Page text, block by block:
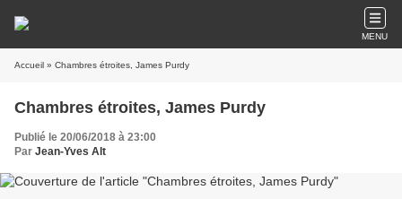
MENU
Accueil » Chambres étroites, James Purdy
Chambres étroites, James Purdy
Publié le 20/06/2018 à 23:00
Par Jean-Yves Alt